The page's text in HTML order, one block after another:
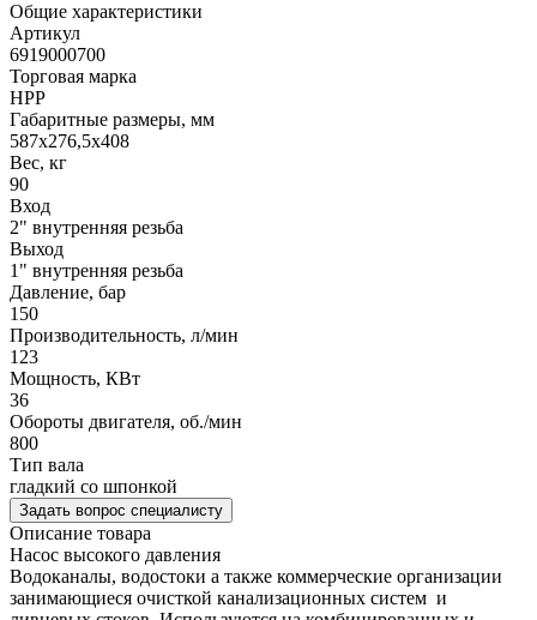
Общие характеристики
Артикул
6919000700
Торговая марка
HPP
Габаритные размеры, мм
587x276,5x408
Вес, кг
90
Вход
2" внутренняя резьба
Выход
1" внутренняя резьба
Давление, бар
150
Производительность, л/мин
123
Мощность, КВт
36
Обороты двигателя, об./мин
800
Тип вала
гладкий со шпонкой
Задать вопрос специалисту
Описание товара
Насос высокого давления
Водоканалы, водостоки а также коммерческие организации
занимающиеся очисткой канализационных систем и